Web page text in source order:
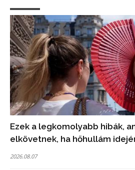
Ezek a legkomolyabb hibák,
elkövetnek, ha hőhullám
2026.08.07